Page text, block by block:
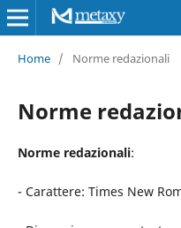
Home / Norme redazionali
Norme
Norme redazionali:
- Carattere: Times New